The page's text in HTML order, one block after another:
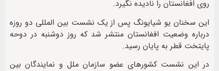
روی افغانستان را نادیده نگیرد.
این سخنان یو شیایونگ پس از یک نشست بین المللی دو روزه
درباره وضعیت افغانستان منتشر شد که روز دوشنبه در دوحه
پایتخت قطر به پایان رسید.
در این نشست کشورهای عضو سازمان ملل و نمایندگان بین